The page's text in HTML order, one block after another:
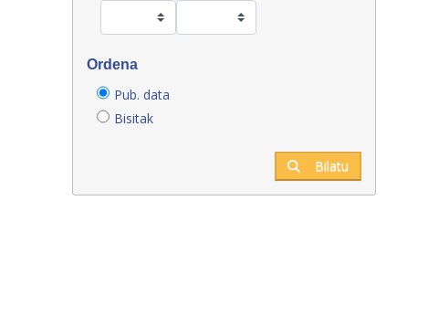
Ordena
Pub. data
Bisitak
Bilatu